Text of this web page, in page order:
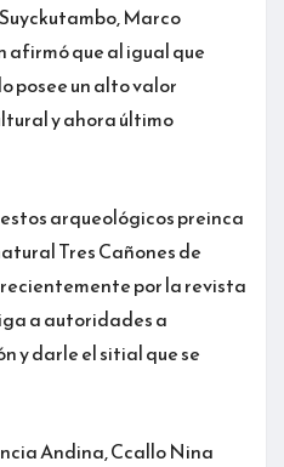
Marco
que al igual que
posee un alto valor
y ahora último
arqueológicos preinca
Tres Cañones de
por la revista
a autoridades a
y darle el sitial que se
Andina, Ccallo Nina